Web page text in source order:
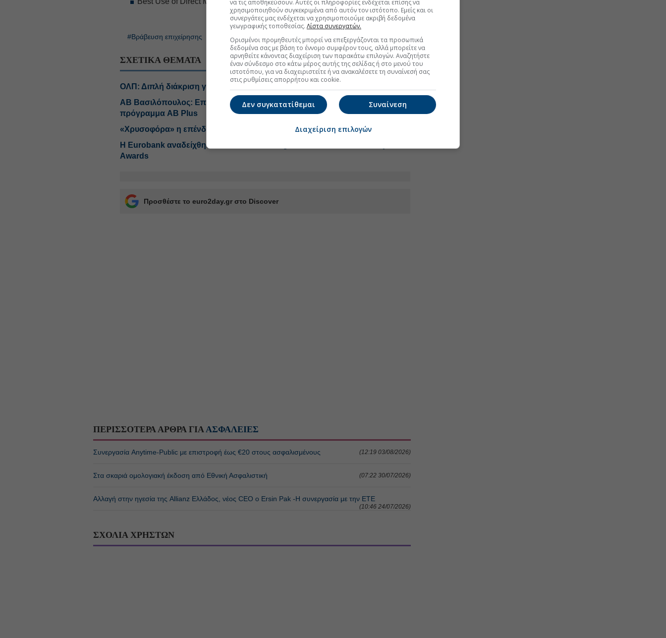
#Βράβευση επιχείρησης #Eurolife
ΣΧΕΤΙΚΑ ΘΕΜΑΤΑ
ΟΛΠ: Διπλή διάκριση για τη βιώσιμη ανάπτυξη και τη συμπερίληψη
ΑΒ Βασιλόπουλος: Επτά διακρίσεις στα Loyalty Awards 2026 για το
πρόγραμμα AB Plus
«Χρυσοφόρα» η επένδυση του Prem Watsa στον όμιλο Eurolife
Η Eurobank αναδείχθηκε «Greece’s Best Digital Bank» στα Euromoney
Awards
Προσθέστε το euro2day.gr στο Discover
ΠΕΡΙΣΣΟΤΕΡΑ ΑΡΘΡΑ ΓΙΑ ΑΣΦΑΛΕΙΕΣ
Συνεργασία Anytime-Public με επιστροφή έως €20 στους ασφαλισμένους (12:19 03/08/2026)
Στα σκαριά ομολογιακή έκδοση από Εθνική Ασφαλιστική (07:22 30/07/2026)
Αλλαγή στην ηγεσία της Allianz Ελλάδος, νέος CEO ο Ersin Pak -Η συνεργασία με την ΕΤΕ
(10:46 24/07/2026)
ΣΧΟΛΙΑ ΧΡΗΣΤΩΝ
να τις αποθηκεύσουν. Αυτές οι πληροφορίες ενδέχεται επίσης να
χρησιμοποιηθούν συγκεκριμένα από αυτόν τον ιστότοπο. Εμείς και οι
συνεργάτες μας ενδέχεται να χρησιμοποιούμε ακριβή δεδομένα
γεωγραφικής τοποθεσίας. Λίστα συνεργατών.
Ορισμένοι προμηθευτές μπορεί να επεξεργάζονται τα προσωπικά
δεδομένα σας με βάση το έννομο συμφέρον τους, αλλά μπορείτε να
αρνηθείτε κάνοντας διαχείριση των παρακάτω επιλογών. Αναζητήστε
έναν σύνδεσμο στο κάτω μέρος αυτής της σελίδας ή στο μενού του
ιστοτόπου, για να διαχειριστείτε ή να ανακαλέσετε τη συναίνεσή σας
στις ρυθμίσεις απορρήτου και cookie.
Συναίνεση
Δεν συγκατατίθεμαι
Διαχείριση επιλογών